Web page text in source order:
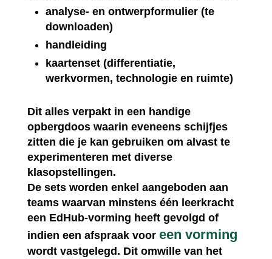
analyse- en ontwerpformulier (te
downloaden)
handleiding
kaartenset (differentiatie,
werkvormen, technologie en ruimte)
Dit alles verpakt in een handige
opbergdoos waarin eveneens schijfjes
zitten die je kan gebruiken om alvast te
experimenteren met diverse
klasopstellingen.
De sets worden enkel aangeboden aan
teams waarvan minstens één leerkracht
een EdHub-vorming heeft gevolgd of
indien een afspraak voor een vorming
wordt vastgelegd. Dit omwille van het